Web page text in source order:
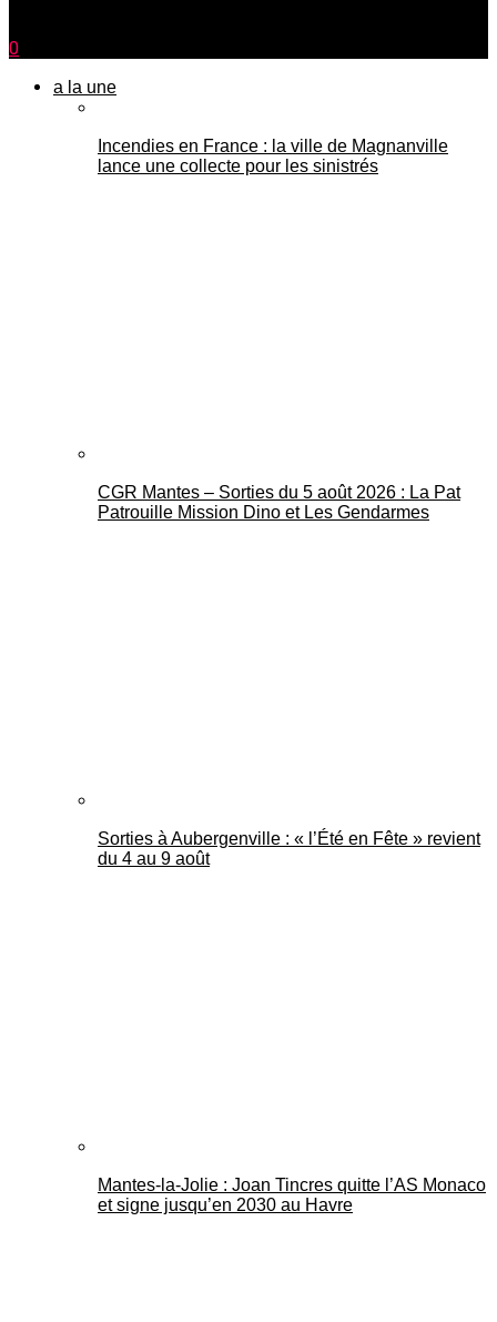
0
a la une
Incendies en France : la ville de Magnanville
lance une collecte pour les sinistrés
CGR Mantes – Sorties du 5 août 2026 : La Pat
Patrouille Mission Dino et Les Gendarmes
Sorties à Aubergenville : « l’Été en Fête » revient
du 4 au 9 août
Mantes-la-Jolie : Joan Tincres quitte l’AS Monaco
et signe jusqu’en 2030 au Havre